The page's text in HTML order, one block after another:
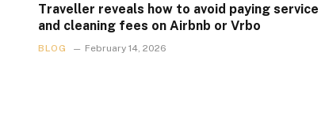
Traveller reveals how to avoid paying service
and cleaning fees on Airbnb or Vrbo
BLOG February 14, 2026